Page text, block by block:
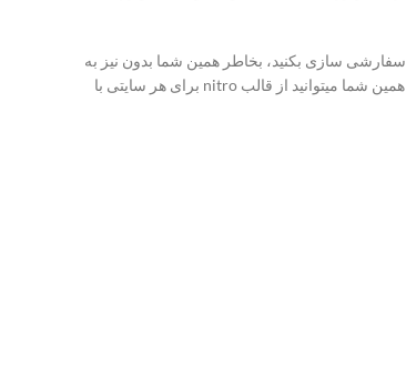
سفارشی سازی بکنید، بخاطر همین شما بدون نیز به
نصب کردن حتی 1 افزونه با استفاده از همان بخش سفارشی سازی خود وردپرس میتوانید با سلیقه خودتان هر تغییری که میخواهید در این قالب اعمال بکنید. بخاطر همین شما میتوانید از قالب nitro برای هر سایتی با